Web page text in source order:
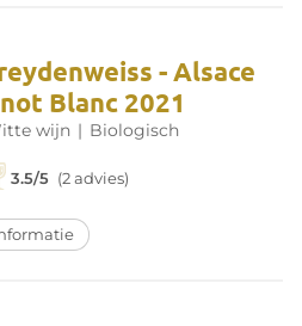
- Alsace
Blanc 2021
wijn | Biologisch
3.5/5 (2 advies)